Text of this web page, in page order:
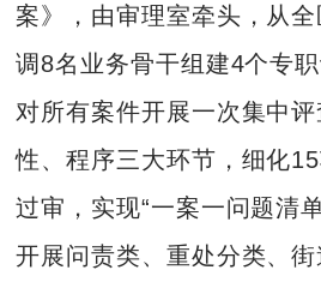
案》，由审理室牵头，从
调8名业务骨干组建4个专
对所有案件开展一次集中
性、程序三大环节，细化
过审，实现“一案一问题清
开展问责类、重处分类、街